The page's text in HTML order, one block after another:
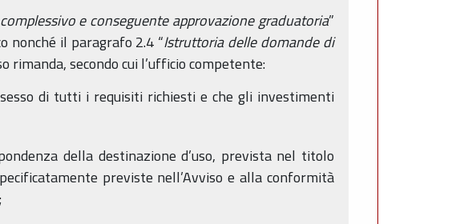
e conseguente approvazione graduatoria”
nonché il paragrafo 2.4 “Istruttoria delle domande di
rimanda, secondo cui l’ufficio competente:
di tutti i requisiti richiesti e che gli investimenti
della destinazione d’uso, prevista nel titolo
previste nell’Avviso e alla conformità